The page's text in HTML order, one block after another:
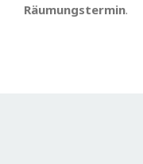
Räumungstermin.